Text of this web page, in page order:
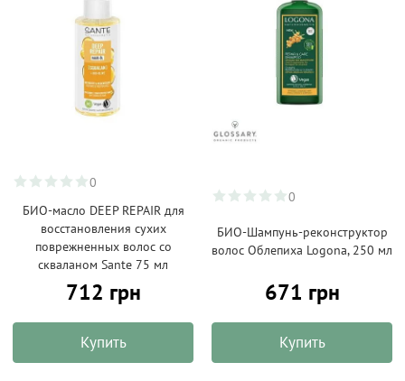
0
БИО-масло DEEP REPAIR для
восстановления сухих
поврежненных волос со
скваланом Sante 75 мл
712 грн
Купить
0
БИО-Шампунь-реконструктор
волос Облепиха Logona, 250 мл
671 грн
Купить